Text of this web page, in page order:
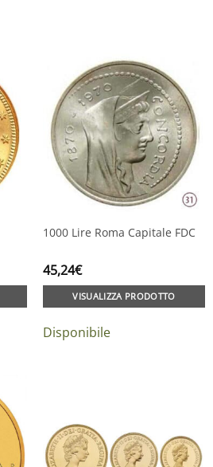
1000 Lire Roma Capitale FDC
45,24€
VISUALIZZA PRODOTTO
Disponibile